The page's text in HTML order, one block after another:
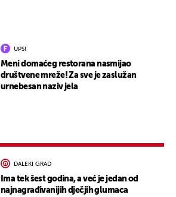
UPS!
Meni domaćeg restorana nasmijao
društvene mreže! Za sve je zaslužan
urnebesan naziv jela
DALEKI GRAD
Ima tek šest godina, a već je jedan od
najnagrađivanijih dječjih glumaca